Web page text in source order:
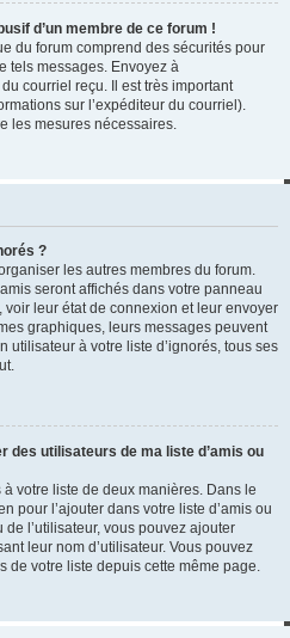
d’un membre de ce forum !
du forum comprend des sécurités pour
tels messages. Envoyez à
courriel reçu. Il est très important
sur l’expéditeur du courriel).
les mesures nécessaires.
?
les autres membres du forum.
seront affichés dans votre panneau
voir leur état de connexion et leur envoyer
graphiques, leurs messages peuvent
utilisateur à votre liste d’ignorés, tous ses
des utilisateurs de ma liste d’amis ou
votre liste de deux manières. Dans le
pour l’ajouter dans votre liste d’amis ou
l’utilisateur, vous pouvez ajouter
leur nom d’utilisateur. Vous pouvez
de votre liste depuis cette même page.